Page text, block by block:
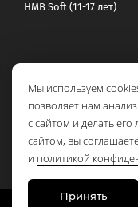
HMB Soft (11-17 лет)
Мы используем
позволяет нам
с сайтом и делать
сайтом, вы
и политикой
Принять